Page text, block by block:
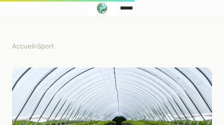
Accueil›Sport